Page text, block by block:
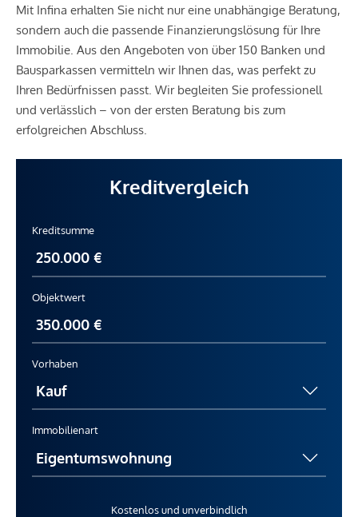
Mit Infina erhalten Sie nicht nur eine unabhängige Beratung,
sondern auch die passende Finanzierungslösung für Ihre
Immobilie. Aus den Angeboten von über 150 Banken und
Bausparkassen vermitteln wir Ihnen das, was perfekt zu
Ihren Bedürfnissen passt. Wir begleiten Sie professionell
und verlässlich – von der ersten Beratung bis zum
erfolgreichen Abschluss.
Kreditvergleich
Kreditsumme
Objektwert
Vorhaben
Immobilienart
Kostenlos und unverbindlich